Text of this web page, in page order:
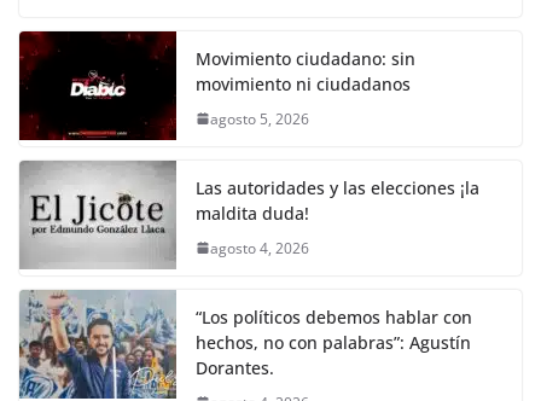
k
c
e
b
o
o
k
itt
er s
A
p
y
Li
k
gr
a
e
Movimiento ciudadano: sin
movimiento ni ciudadanos
agosto 5, 2026
Las autoridades y las elecciones ¡la
maldita duda!
agosto 4, 2026
“Los políticos debemos hablar con
hechos, no con palabras”: Agustín
Dorantes.